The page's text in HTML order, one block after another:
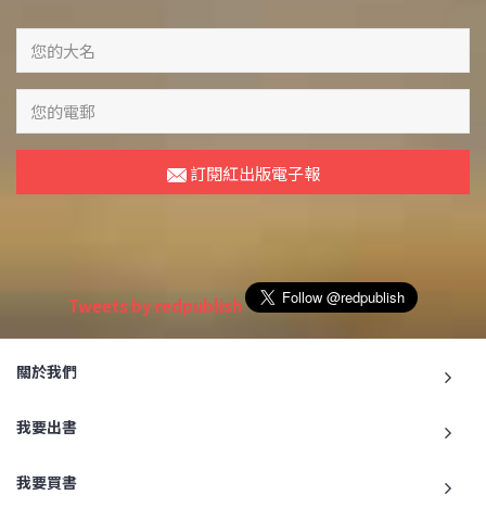
訂閱紅出版電子報
Tweets by redpublish
關於我們
我要出書
我要買書